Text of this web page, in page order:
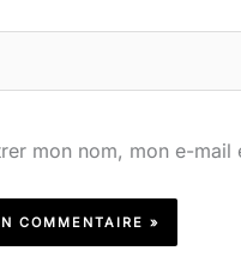
mon nom, mon e-